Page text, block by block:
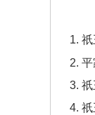
祇
平
祇